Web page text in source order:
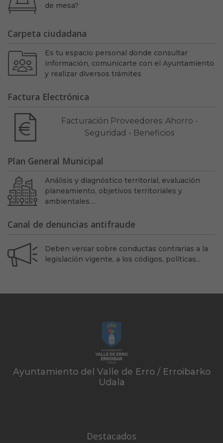
de mesa?
Carpeta ciudadana
Es tu espacio personal donde consultar
información, comunicarte con el Ayuntamiento
y realizar diversos trámites
Factura Electrónica
Facturación Proveedores: Ahorro -
Seguridad - Beneficios
Plan General Municipal
Análisis y diagnóstico territorial, evaluación
planeamiento, objetivos territoriales y
ambientales…
Canal de denuncias antifraude
Deben versar sobre conductas contrarias a la
legislación vigente, a los códigos, políticas...
Ayuntamiento del Valle de Erro / Erroibarko
Udala
Destacados